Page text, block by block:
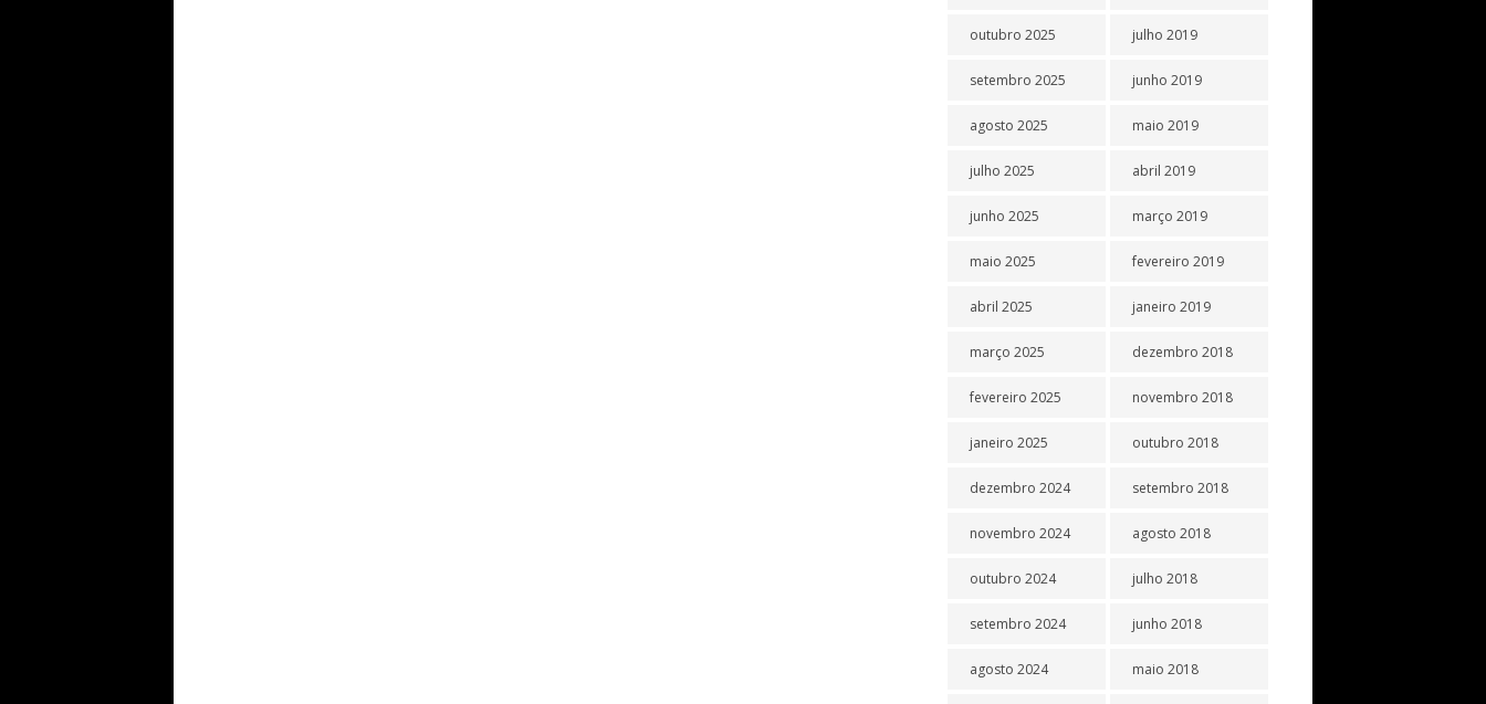
outubro 2025
setembro 2025
agosto 2025
julho 2025
junho 2025
maio 2025
abril 2025
março 2025
fevereiro 2025
janeiro 2025
dezembro 2024
novembro 2024
outubro 2024
setembro 2024
agosto 2024
julho 2019
junho 2019
maio 2019
abril 2019
março 2019
fevereiro 2019
janeiro 2019
dezembro 2018
novembro 2018
outubro 2018
setembro 2018
agosto 2018
julho 2018
junho 2018
maio 2018